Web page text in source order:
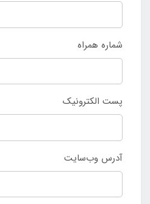
شماره همراه
پست الکترونیک
آدرس وب‌سایت